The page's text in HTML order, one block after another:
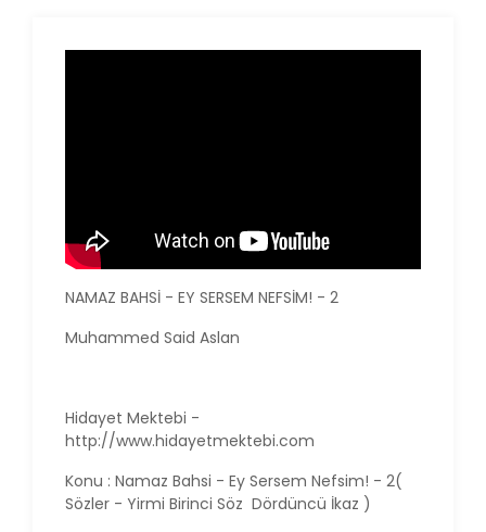
NAMAZ BAHSİ - EY SERSEM NEFSİM! - 2
Muhammed Said Aslan
Hidayet Mektebi -
http://www.hidayetmektebi.com
Konu : Namaz Bahsi - Ey Sersem Nefsim! - 2(
Sözler - Yirmi Birinci Söz Dördüncü İkaz )